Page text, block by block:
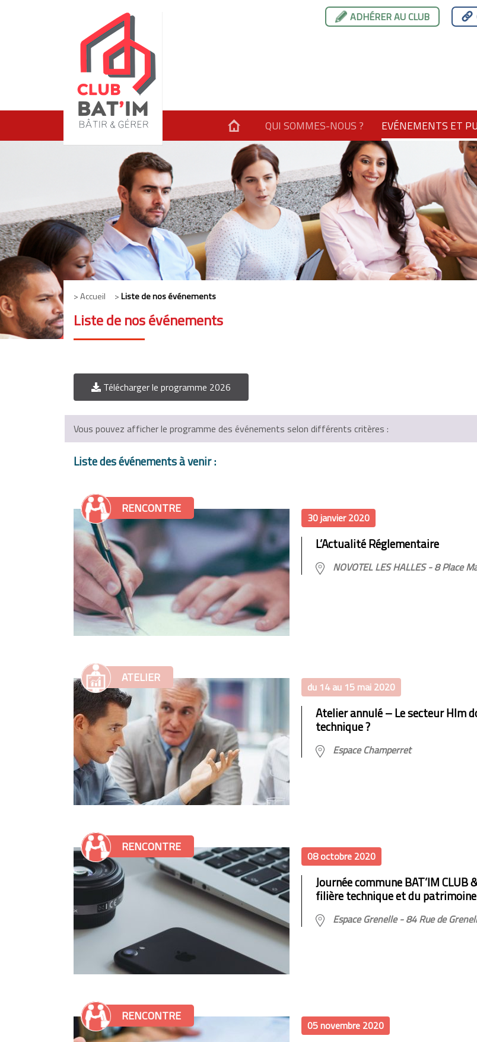
ADHÉRER AU CLUB
QUI SOMMES-NOUS ? EVÉNEMENTS ET
> Accueil >Liste de nos événements
Liste de nos événements
Télécharger le programme 2026
Vous pouvez afficher le programme des événements selon différents critères :
Liste des événements à venir :
RENCONTRE
30 janvier 2020
L’Actualité Réglementaire
NOVOTEL LES HALLES - 8 Place
ATELIER
du 14 au 15 mai 2020
Atelier annulé – Le secteur Hlm
technique ?
Espace Champerret
RENCONTRE
08 octobre 2020
Journée commune BAT’IM
filière technique et du
Espace Grenelle - 84 Rue de
RENCONTRE
05 novembre 2020